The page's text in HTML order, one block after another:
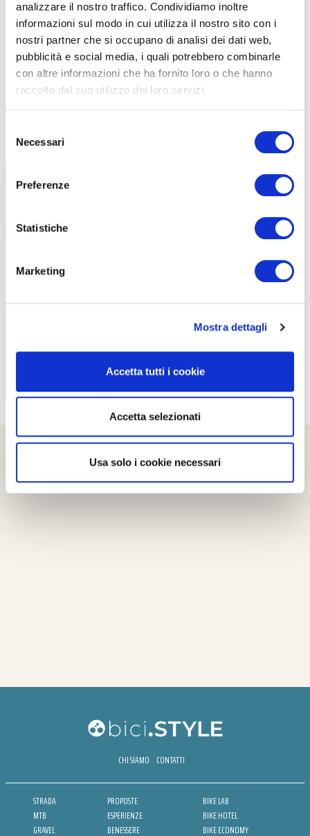
analizzare il nostro traffico. Condividiamo inoltre
informazioni sul modo in cui utilizza il nostro sito con i
nostri partner che si occupano di analisi dei dati web,
pubblicità e social media, i quali potrebbero combinarle
con altre informazioni che ha fornito loro o che hanno
raccolto dal suo utilizzo dei loro servizi.
delNecessari
Preferenze
Statistiche
Marketing
Mostra dettagli
Accetta tutti i cookie
Accetta selezionati
Usa solo i cookie necessari
TUTTE LE CATEGORIE DEL MAGAZINE
CHI SIAMO CONTATTI
STRADA
MTB
GRAVEL
PROPOSTE
ESPERIENZE
BENESSERE
BIKE LAB
BIKE HOTEL
BIKE ECONOMY